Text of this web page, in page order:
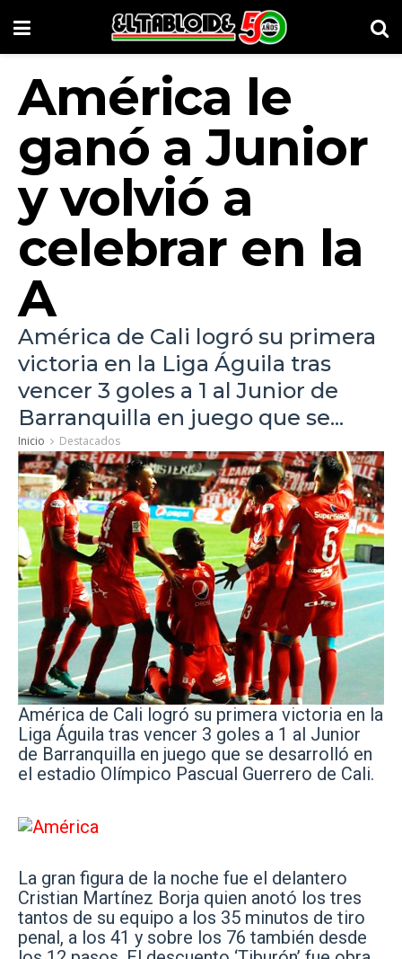
América le
ganó a Junior
y volvió a
celebrar en la
A
América de Cali logró su primera
victoria en la Liga Águila tras
vencer 3 goles a 1 al Junior de
Barranquilla en juego que se...
Inicio Destacados
América de Cali logró su primera victoria en la
Liga Águila tras vencer 3 goles a 1 al Junior
de Barranquilla en juego que se desarrolló en
el estadio Olímpico Pascual Guerrero de Cali.
La gran figura de la noche fue el delantero
Cristian Martínez Borja quien anotó los tres
tantos de su equipo a los 35 minutos de tiro
penal, a los 41 y sobre los 76 también desde